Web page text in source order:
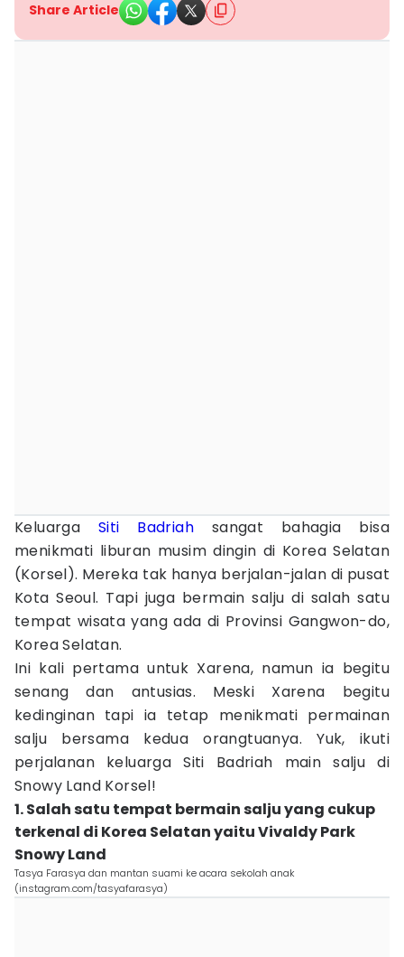
Share Article
Keluarga Siti Badriah sangat bahagia bisa
menikmati liburan musim dingin di Korea Selatan
(Korsel). Mereka tak hanya berjalan-jalan di pusat
Kota Seoul. Tapi juga bermain salju di salah satu
tempat wisata yang ada di Provinsi Gangwon-do,
Korea Selatan.
Ini kali pertama untuk Xarena, namun ia begitu
senang dan antusias. Meski Xarena begitu
kedinginan tapi ia tetap menikmati permainan
salju bersama kedua orangtuanya. Yuk, ikuti
perjalanan keluarga Siti Badriah main salju di
Snowy Land Korsel!
1. Salah satu tempat bermain salju yang cukup
terkenal di Korea Selatan yaitu Vivaldy Park
Snowy Land
Tasya Farasya dan mantan suami ke acara sekolah anak
(instagram.com/tasyafarasya)